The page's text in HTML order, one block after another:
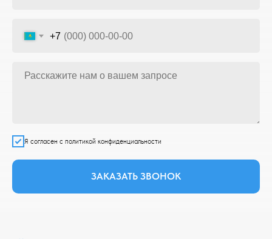
+7
Я согласен с политикой конфиденциальности
ЗАКАЗАТЬ ЗВОНОК